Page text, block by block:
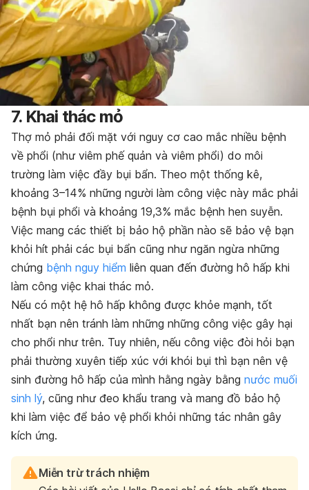
7. Khai thác mỏ
Thợ mỏ phải đối mặt với nguy cơ cao mắc nhiều bệnh
về phổi (như viêm phế quản và viêm phổi) do môi
trường làm việc đầy bụi bẩn. Theo một thống kê,
khoảng 3–14% những người làm công việc này mắc phải
bệnh bụi phổi và khoảng 19,3% mắc bệnh hen suyễn.
Việc mang các thiết bị bảo hộ phần nào sẽ bảo vệ bạn
khỏi hít phải các bụi bẩn cũng như ngăn ngừa những
chứng bệnh nguy hiểm liên quan đến đường hô hấp khi
làm công việc khai thác mỏ.
Nếu có một hệ hô hấp không được khỏe mạnh, tốt
nhất bạn nên tránh làm những những công việc gây hại
cho phổi như trên. Tuy nhiên, nếu công việc đòi hỏi bạn
phải thường xuyên tiếp xúc với khói bụi thì bạn nên vệ
sinh đường hô hấp của mình hằng ngày bằng nước muối
sinh lý, cũng như đeo khẩu trang và mang đồ bảo hộ
khi làm việc để bảo vệ phổi khỏi những tác nhân gây
kích ứng.
Miễn trừ trách nhiệm